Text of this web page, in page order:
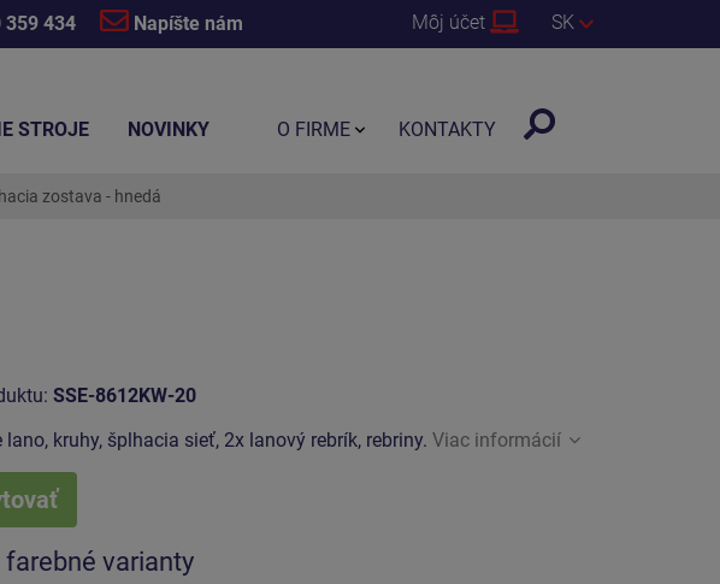
359 434 Napíšte nám Môj účet SK
zostava - hnedá
SSE-8612KW-20
lano, kruhy, šplhacia sieť, 2x lanový rebrík, rebriny. Viac informácií
farebné varianty
STROJE NOVINKY O FIRME KONTAKTY